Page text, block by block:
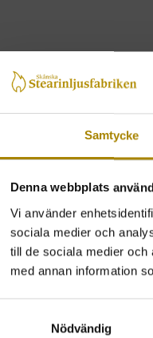
Samtycke
Denna webbplats
Vi använder
sociala medier och
till de sociala medier
med annan information
Nödvändig